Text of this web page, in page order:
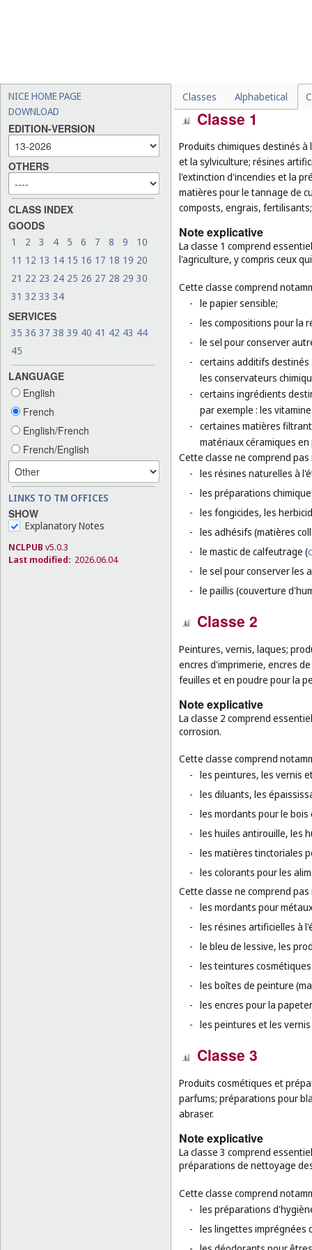
NICE HOME PAGE
DOWNLOAD
EDITION-VERSION
OTHERS
CLASS INDEX
GOODS
1 2 3 4 5 6 7 8 9
10
11 12 13 14 15 16 17 18 19 20
21 22 23 24 25 26 27 28 29 30
31 32 33 34
SERVICES
35 36 37 38 39 40 41 42 43 44
45
LANGUAGE
English
French
English/French
French/English
LINKS TO TM OFFICES
SHOW
Explanatory Notes
NCLPUB v5.0.3
Last modified: 2026.06.04
Classes Alphabetical
Liste des
Classe 1
Produits chimiques destinés
et la sylviculture; résines
l'extinction d'incendies et la
matières pour le tannage de
composts, engrais,
Note explicative
La classe 1 comprend
l'agriculture, y compris ceux
Cette classe comprend
- le papier sensible;
- les compositions pour la
- le sel pour conserver
- certains additifs destinés
les conservateurs
- certains ingrédients
par exemple : les
- certaines matières
matériaux céramiques
Cette classe ne comprend
- les résines naturelles à
- les préparations
- les fongicides, les
- les adhésifs (matières
- le mastic de calfeutrage (
- le sel pour conserver les
- le paillis (couverture
Classe 2
Peintures, vernis, laques;
encres d'imprimerie, encres
feuilles et en poudre pour la
Note explicative
La classe 2 comprend
corrosion.
Cette classe comprend
- les peintures, les vernis
- les diluants, les
- les mordants pour le bois
- les huiles antirouille, les
- les matières tinctoriales
- les colorants pour les
Cette classe ne comprend
- les mordants pour
- les résines artificielles à
- le bleu de lessive, les
- les teintures
- les boîtes de peinture
- les encres pour la
- les peintures et les
Classe 3
Produits cosmétiques et
parfums; préparations pour
abraser.
Note explicative
La classe 3 comprend
préparations de nettoyage
Cette classe comprend
- les préparations
- les lingettes imprégnées